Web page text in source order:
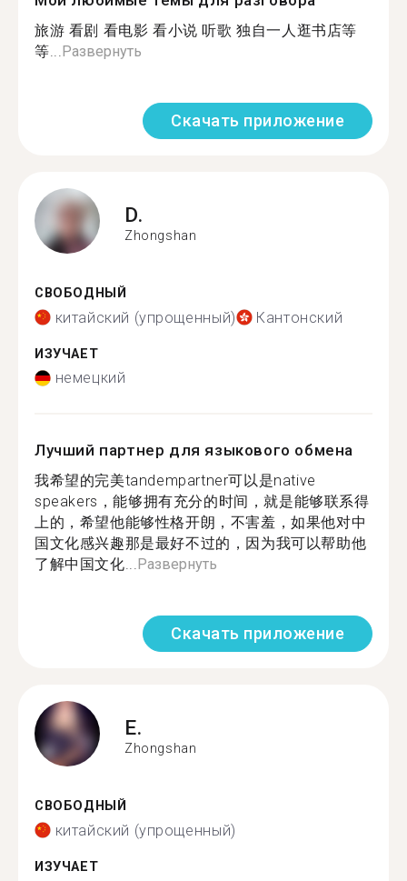
旅游 看剧 看电影 看小说 听歌 独自一人逛书店等
等...Развернуть
Скачать приложение
D.
Zhongshan
СВОБОДНЫЙ
китайский (упрощенный) Кантонский
ИЗУЧАЕТ
немецкий
Лучший партнер для языкового обмена
我希望的完美tandempartner可以是native
speakers，能够拥有充分的时间，就是能够联系得
上的，希望他能够性格开朗，不害羞，如果他对中
国文化感兴趣那是最好不过的，因为我可以帮助他
了解中国文化...Развернуть
Скачать приложение
E.
Zhongshan
СВОБОДНЫЙ
китайский (упрощенный)
ИЗУЧАЕТ